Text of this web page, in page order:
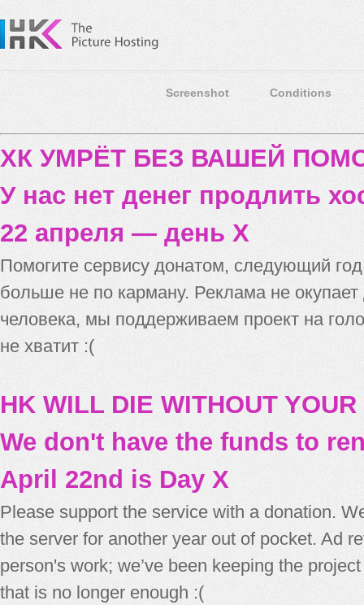
Screenshot Conditions
ХК УМРЁТ БЕЗ ВАШЕЙ
У нас нет денег продлить
22 апреля — день X
Помогите сервису донатом, следующий
больше не по карману. Реклама не
человека, мы поддерживаем проект на
не хватит :(
HK WILL DIE WITHOUT
We don't have the funds to
April 22nd is Day X
Please support the service with a donation.
the server for another year out of pocket. Ad
person's work; we’ve been keeping the
that is no longer enough :(